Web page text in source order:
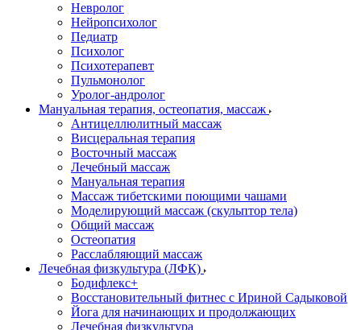
Невролог
Нейропсихолог
Педиатр
Психолог
Психотерапевт
Пульмонолог
Уролог-андролог
Мануальная терапия, остеопатия, массаж
Антицеллюлитный массаж
Висцеральная терапия
Восточный массаж
Лечебный массаж
Мануальная терапия
Массаж тибетскими поющими чашами
Моделирующий массаж (скульптор тела)
Общий массаж
Остеопатия
Расслабляющий массаж
Лечебная физкультура (ЛФК)
Бодифлекс+
Восстановительный фитнес с Ириной Садыковой
Йога для начинающих и продолжающих
Лечебная физкультура